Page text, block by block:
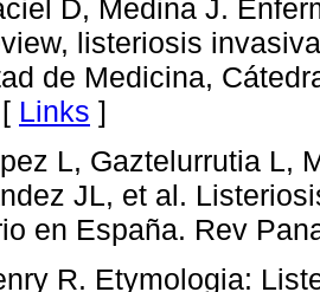
D, Medina J.
listeriosis
de Medicina,
Links ]
L, Gaztelurrutia L,
JL, et al.
en España. Rev
R. Etymologia: